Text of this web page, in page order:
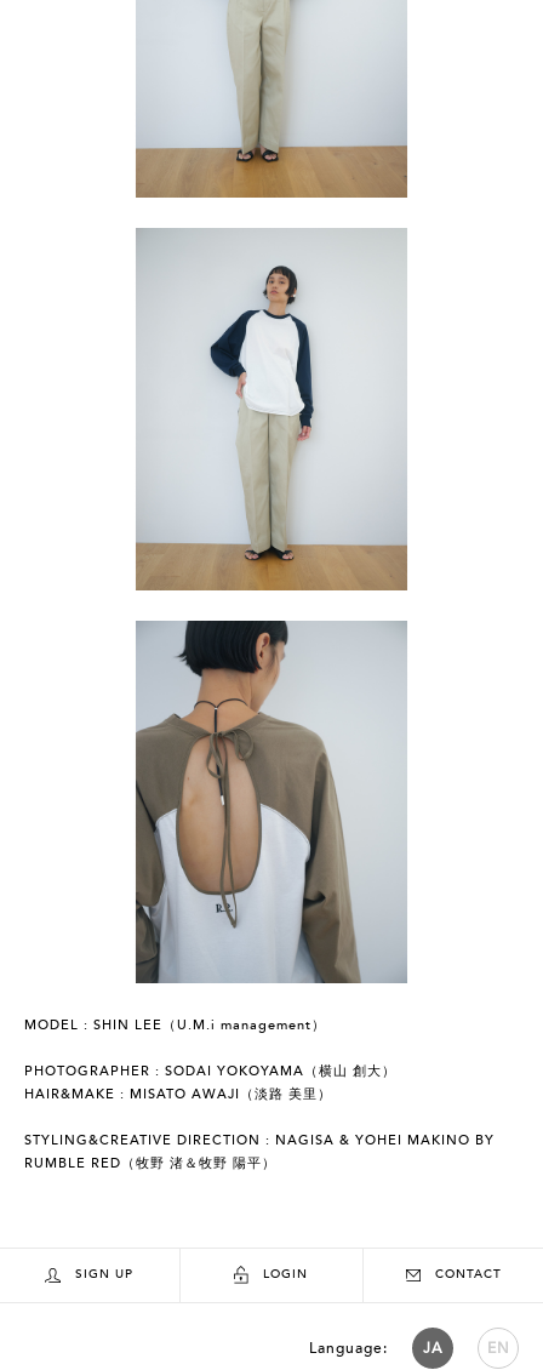
MODEL : SHIN LEE（U.M.i management）
PHOTOGRAPHER : SODAI YOKOYAMA（横山 創大）
HAIR&MAKE : MISATO AWAJI（淡路 美里）
STYLING&CREATIVE DIRECTION : NAGISA & YOHEI MAKINO BY
RUMBLE RED（牧野 渚＆牧野 陽平）
SIGN UP LOGIN CONTACT
Language: JA EN